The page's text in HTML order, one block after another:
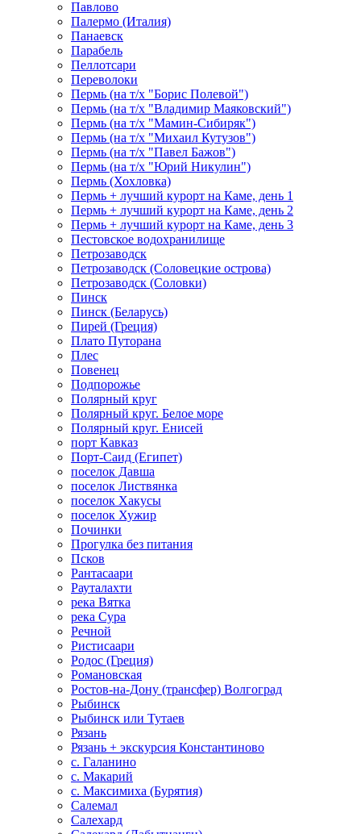
Павлово
Палермо (Италия)
Панаевск
Парабель
Пеллотсари
Переволоки
Пермь (на т/х "Борис Полевой")
Пермь (на т/х "Владимир Маяковский")
Пермь (на т/х "Мамин-Сибиряк")
Пермь (на т/х "Михаил Кутузов")
Пермь (на т/х "Павел Бажов")
Пермь (на т/х "Юрий Никулин")
Пермь (Хохловка)
Пермь + лучший курорт на Каме, день 1
Пермь + лучший курорт на Каме, день 2
Пермь + лучший курорт на Каме, день 3
Пестовское водохранилище
Петрозаводск
Петрозаводск (Соловецкие острова)
Петрозаводск (Соловки)
Пинск
Пинск (Беларусь)
Пирей (Греция)
Плато Путорана
Плес
Повенец
Подпорожье
Полярный круг
Полярный круг. Белое море
Полярный круг. Енисей
порт Кавказ
Порт-Саид (Египет)
поселок Давша
поселок Листвянка
поселок Хакусы
поселок Хужир
Починки
Прогулка без питания
Псков
Рантасаари
Рауталахти
река Вятка
река Сура
Речной
Ристисаари
Родос (Греция)
Романовская
Ростов-на-Дону (трансфер) Волгоград
Рыбинск
Рыбинск или Тутаев
Рязань
Рязань + экскурсия Константиново
с. Галанино
с. Макарий
с. Максимиха (Бурятия)
Салемал
Салехард